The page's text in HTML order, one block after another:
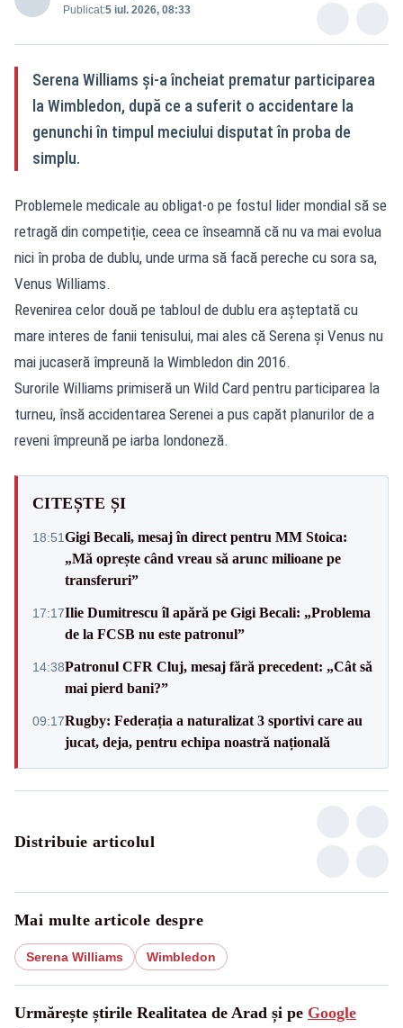
Publicat:5 iul. 2026, 08:33
Serena Williams și-a încheiat prematur participarea
la Wimbledon, după ce a suferit o accidentare la
genunchi în timpul meciului disputat în proba de
simplu.
Problemele medicale au obligat-o pe fostul lider mondial să se
retragă din competiție, ceea ce înseamnă că nu va mai evolua
nici în proba de dublu, unde urma să facă pereche cu sora sa,
Venus Williams.
Revenirea celor două pe tabloul de dublu era așteptată cu
mare interes de fanii tenisului, mai ales că Serena și Venus nu
mai jucaseră împreună la Wimbledon din 2016.
Surorile Williams primiseră un Wild Card pentru participarea la
turneu, însă accidentarea Serenei a pus capăt planurilor de a
reveni împreună pe iarba londoneză.
CITEȘTE ȘI
18:51Gigi Becali, mesaj în direct pentru MM Stoica:
„Mă oprește când vreau să arunc milioane pe
transferuri”
17:17Ilie Dumitrescu îl apără pe Gigi Becali: „Problema
de la FCSB nu este patronul”
14:38Patronul CFR Cluj, mesaj fără precedent: „Cât să
mai pierd bani?”
09:17Rugby: Federația a naturalizat 3 sportivi care au
jucat, deja, pentru echipa noastră națională
Distribuie articolul
Mai multe articole despre
Serena Williams Wimbledon
Urmărește știrile Realitatea de Arad și pe Google